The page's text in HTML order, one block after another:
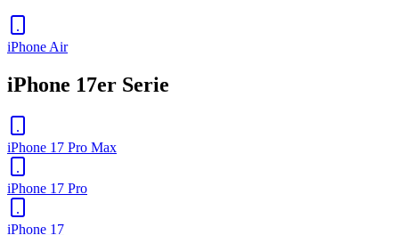
iPhone Air
iPhone 17er Serie
iPhone 17 Pro Max
iPhone 17 Pro
iPhone 17